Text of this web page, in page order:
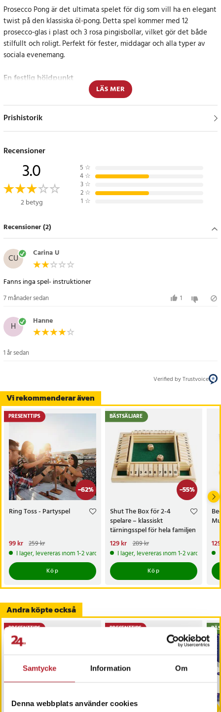
Samtycke Information Om
Denna webbplats använder cookies
Prosecco Pong är det ultimata spelet för dig som vill ha en elegant
twist på den klassiska öl-pong. Detta spel kommer med 12
prosecco-glas i plast och 3 rosa pingisbollar, vilket gör det både
stilfullt och roligt. Perfekt för fester, middagar och alla typer av
sociala evenemang.
En festlig höjdpunkt
Ge dina festgäster något att prata om med Prosecco Pong. Detta
spel kombinerar glamour och nöje på ett sätt som traditionella
dryckesspel inte kan. Ett måste för varje fest!
Specifikation
- 2 rosa pingisbollar
Artikelnummer:94824
LÄS MER
Prishistorik
Vi rekommenderar även
-62%
PRESENTTIPS
Ring Toss - Partyspel
Nuvarande pris
99 krTidigare pris:259 kr
99 kr 259 kr
I lager, levereras inom 1-2 vardagar
Köp
-55%
BÄSTSÄLJARE
Shut The Box för 2-4
spelare – klassiskt
tärningsspel för hela familjen
Nuvarande pris
129 krTidigare pris:289 kr
129 kr 289 kr
I lager, levereras inom 1-2 vardagar
Köp
Recensioner
3.0
2 betyg
5 ☆
4 ☆
3 ☆
2 ☆
1 ☆
Recensioner (2)
CU Carina U
Fanns inga spel- instruktioner
7 månader sedan 1
H Hanne
1 år sedan
Verified by Trustvoice
Andra köpte också
-31%
PRESENTTIPS PRESENTTIPS